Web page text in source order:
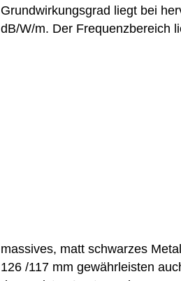
Grundwirkungsgrad liegt bei
dB/W/m. Der Frequenzbereich
massives, matt schwarzes
126 /117 mm gewährleisten